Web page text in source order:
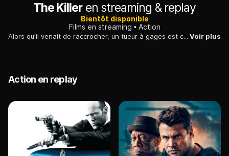
The Killeren streaming & replay
Bientôt disponible
Films en streaming
Action
Alors qu'il venait de raccrocher, un tueur à gages est contraint de reprendre du service pour honorer une dernière mission : sauver une adolescente tombée aux mains de dangereux trafiquants. Voir plus
Action en replay